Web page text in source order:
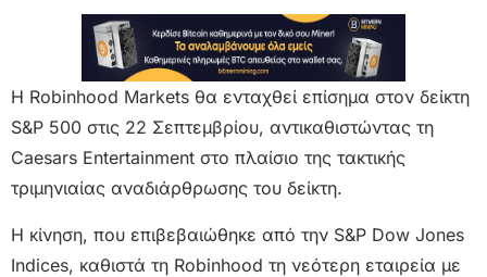
Η Robinhood Markets θα ενταχθεί επίσημα στον δείκτη
S&P 500 στις 22 Σεπτεμβρίου, αντικαθιστώντας τη
Caesars Entertainment στο πλαίσιο της τακτικής
τριμηνιαίας αναδιάρθρωσης του δείκτη.
Η κίνηση, που επιβεβαιώθηκε από την S&P Dow Jones
Indices, καθιστά τη Robinhood τη νεότερη εταιρεία με